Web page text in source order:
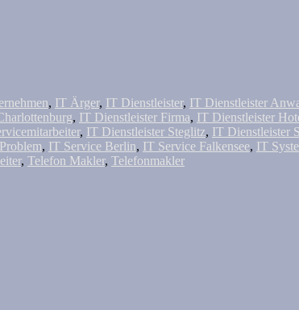
, IT Ärger, IT Dienstleister, IT Dienstleister
, IT Dienstleister Firma, IT Dienstleister
, IT Dienstleister Steglitz, IT Dienstleister
, IT Service Berlin, IT Service Falkensee, IT
, Telefon Makler, Telefonmakler